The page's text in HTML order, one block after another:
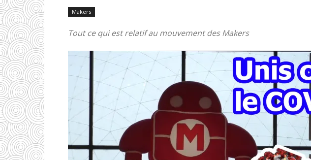
Makers
Tout ce qui est relatif au mouvement des Makers